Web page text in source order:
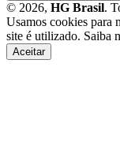
© 2026, HG Brasil.
Usamos cookies para
site é utilizado. Saiba
Aceitar